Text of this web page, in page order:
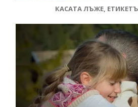
КАСАТА ЛЪЖЕ,